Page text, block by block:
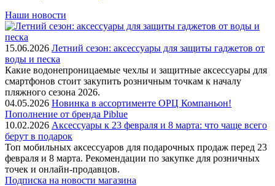
Наши новости
15.06.2026 Летний сезон: аксессуары для защиты гаджетов от
воды и песка
Какие водонепроницаемые чехлы и защитные аксессуары для
смартфонов стоит закупить розничным точкам к началу
пляжного сезона 2026.
04.05.2026 Новинка в ассортименте OРЦ Компаньон!
Пополнение от бренда Piblue
10.02.2026 Аксессуары к 23 февраля и 8 марта: что чаще всего
берут в подарок
Топ мобильных аксессуаров для подарочных продаж перед 23
февраля и 8 марта. Рекомендации по закупке для розничных
точек и онлайн-продавцов.
Подписка на новости магазина